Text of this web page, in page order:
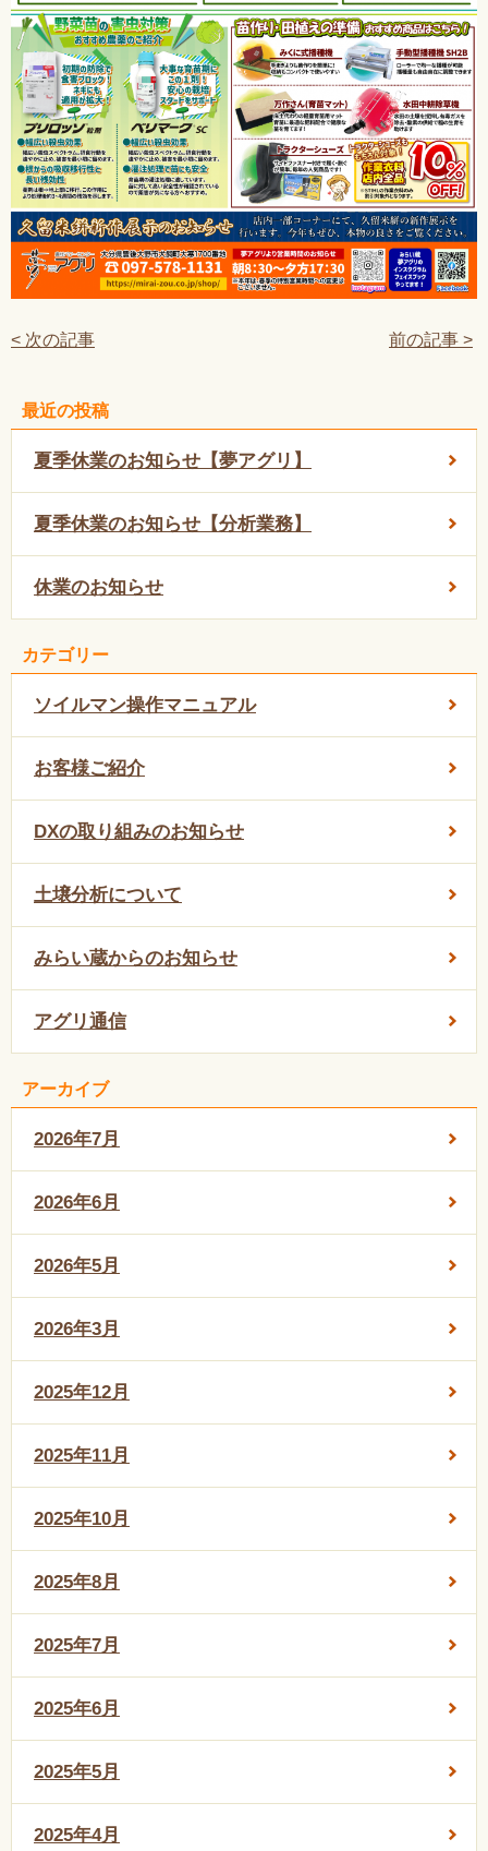
< 次の記事 前の記事 >
最近の投稿
夏季休業のお知らせ【夢アグリ】
夏季休業のお知らせ【分析業務】
休業のお知らせ
カテゴリー
ソイルマン操作マニュアル
お客様ご紹介
DXの取り組みのお知らせ
土壌分析について
みらい蔵からのお知らせ
アグリ通信
アーカイブ
2026年7月
2026年6月
2026年5月
2026年3月
2025年12月
2025年11月
2025年10月
2025年8月
2025年7月
2025年6月
2025年5月
2025年4月